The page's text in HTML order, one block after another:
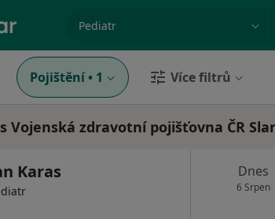
Pojištění • 1 Více filtrů
Vojenská zdravotní pojišťovna ČR
Karas Dnes
6 Srpen